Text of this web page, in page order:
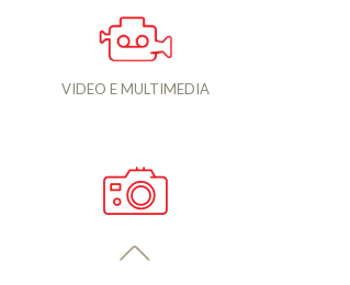
VIDEO E MULTIMEDIA